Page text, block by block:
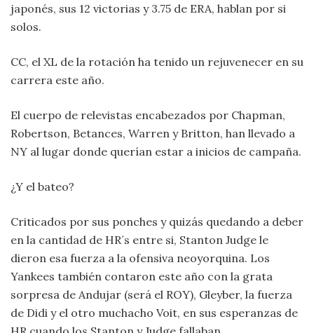
japonés, sus 12 victorias y 3.75 de ERA, hablan por si
solos.
CC, el XL de la rotación ha tenido un rejuvenecer en su
carrera este año.
El cuerpo de relevistas encabezados por Chapman,
Robertson, Betances, Warren y Britton, han llevado a
NY al lugar donde querían estar a inicios de campaña.
¿Y el bateo?
Criticados por sus ponches y quizás quedando a deber
en la cantidad de HR´s entre si, Stanton Judge le
dieron esa fuerza a la ofensiva neoyorquina. Los
Yankees también contaron este año con la grata
sorpresa de Andujar (será el ROY), Gleyber, la fuerza
de Didi y el otro muchacho Voit, en sus esperanzas de